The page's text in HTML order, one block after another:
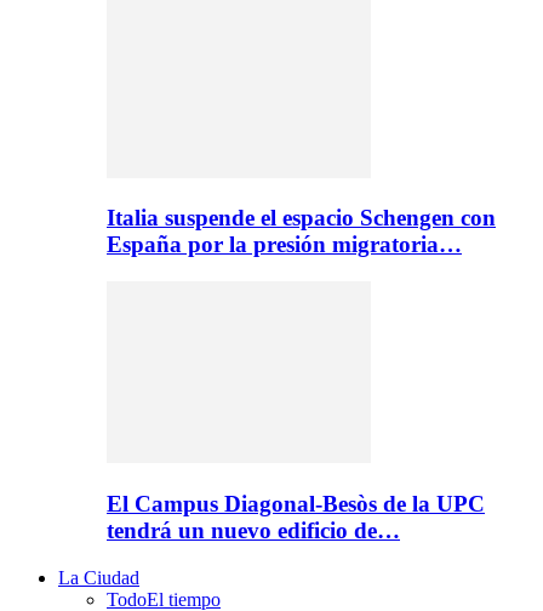
Italia suspende el espacio Schengen con
España por la presión migratoria…
El Campus Diagonal-Besòs de la UPC
tendrá un nuevo edificio de…
La Ciudad
TodoEl tiempo